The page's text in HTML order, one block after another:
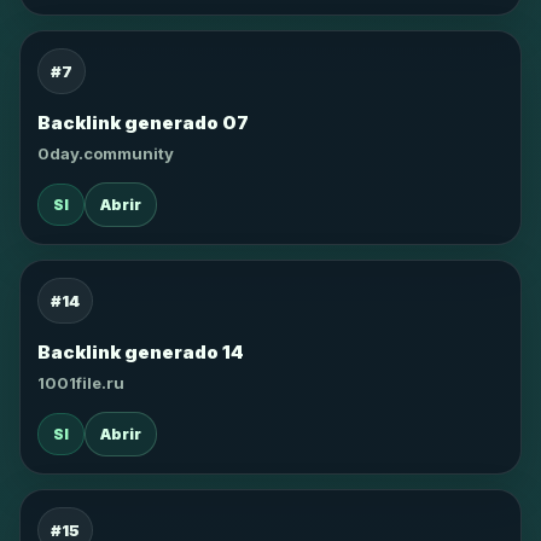
#7
Backlink generado 07
0day.community
SI Abrir
#14
Backlink generado 14
1001file.ru
SI Abrir
#15